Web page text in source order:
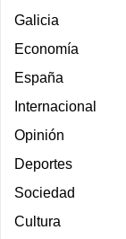
Galicia
Economía
España
Internacional
Opinión
Deportes
Sociedad
Cultura